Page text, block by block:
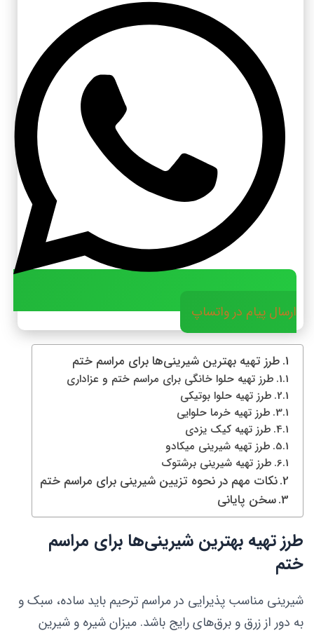
ارسال پیام در واتساپ
طرز تهیه بهترین شیرینی‌ها برای مراسم ختم
طرز تهیه حلوا خانگی برای مراسم ختم و عزاداری
طرز تهیه حلوا بوتیکی
طرز تهیه خرما حلوایی
طرز تهیه کیک یزدی
طرز تهیه شیرینی میکادو
طرز تهیه شیرینی برشتوک
نکات مهم در نحوه تزیین شیرینی برای مراسم ختم
سخن پایانی
طرز تهیه بهترین شیرینی‌ها برای مراسم
ختم
شیرینی مناسب پذیرایی در مراسم ترحیم باید ساده، سبک و
به دور از زرق و برق‌های رایج باشد. میزان شیره و شیرین